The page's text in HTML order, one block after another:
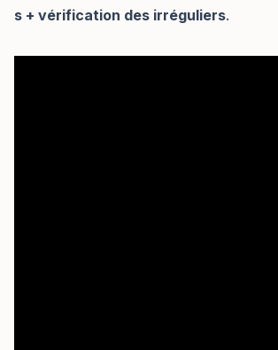
s + vérification des irréguliers.